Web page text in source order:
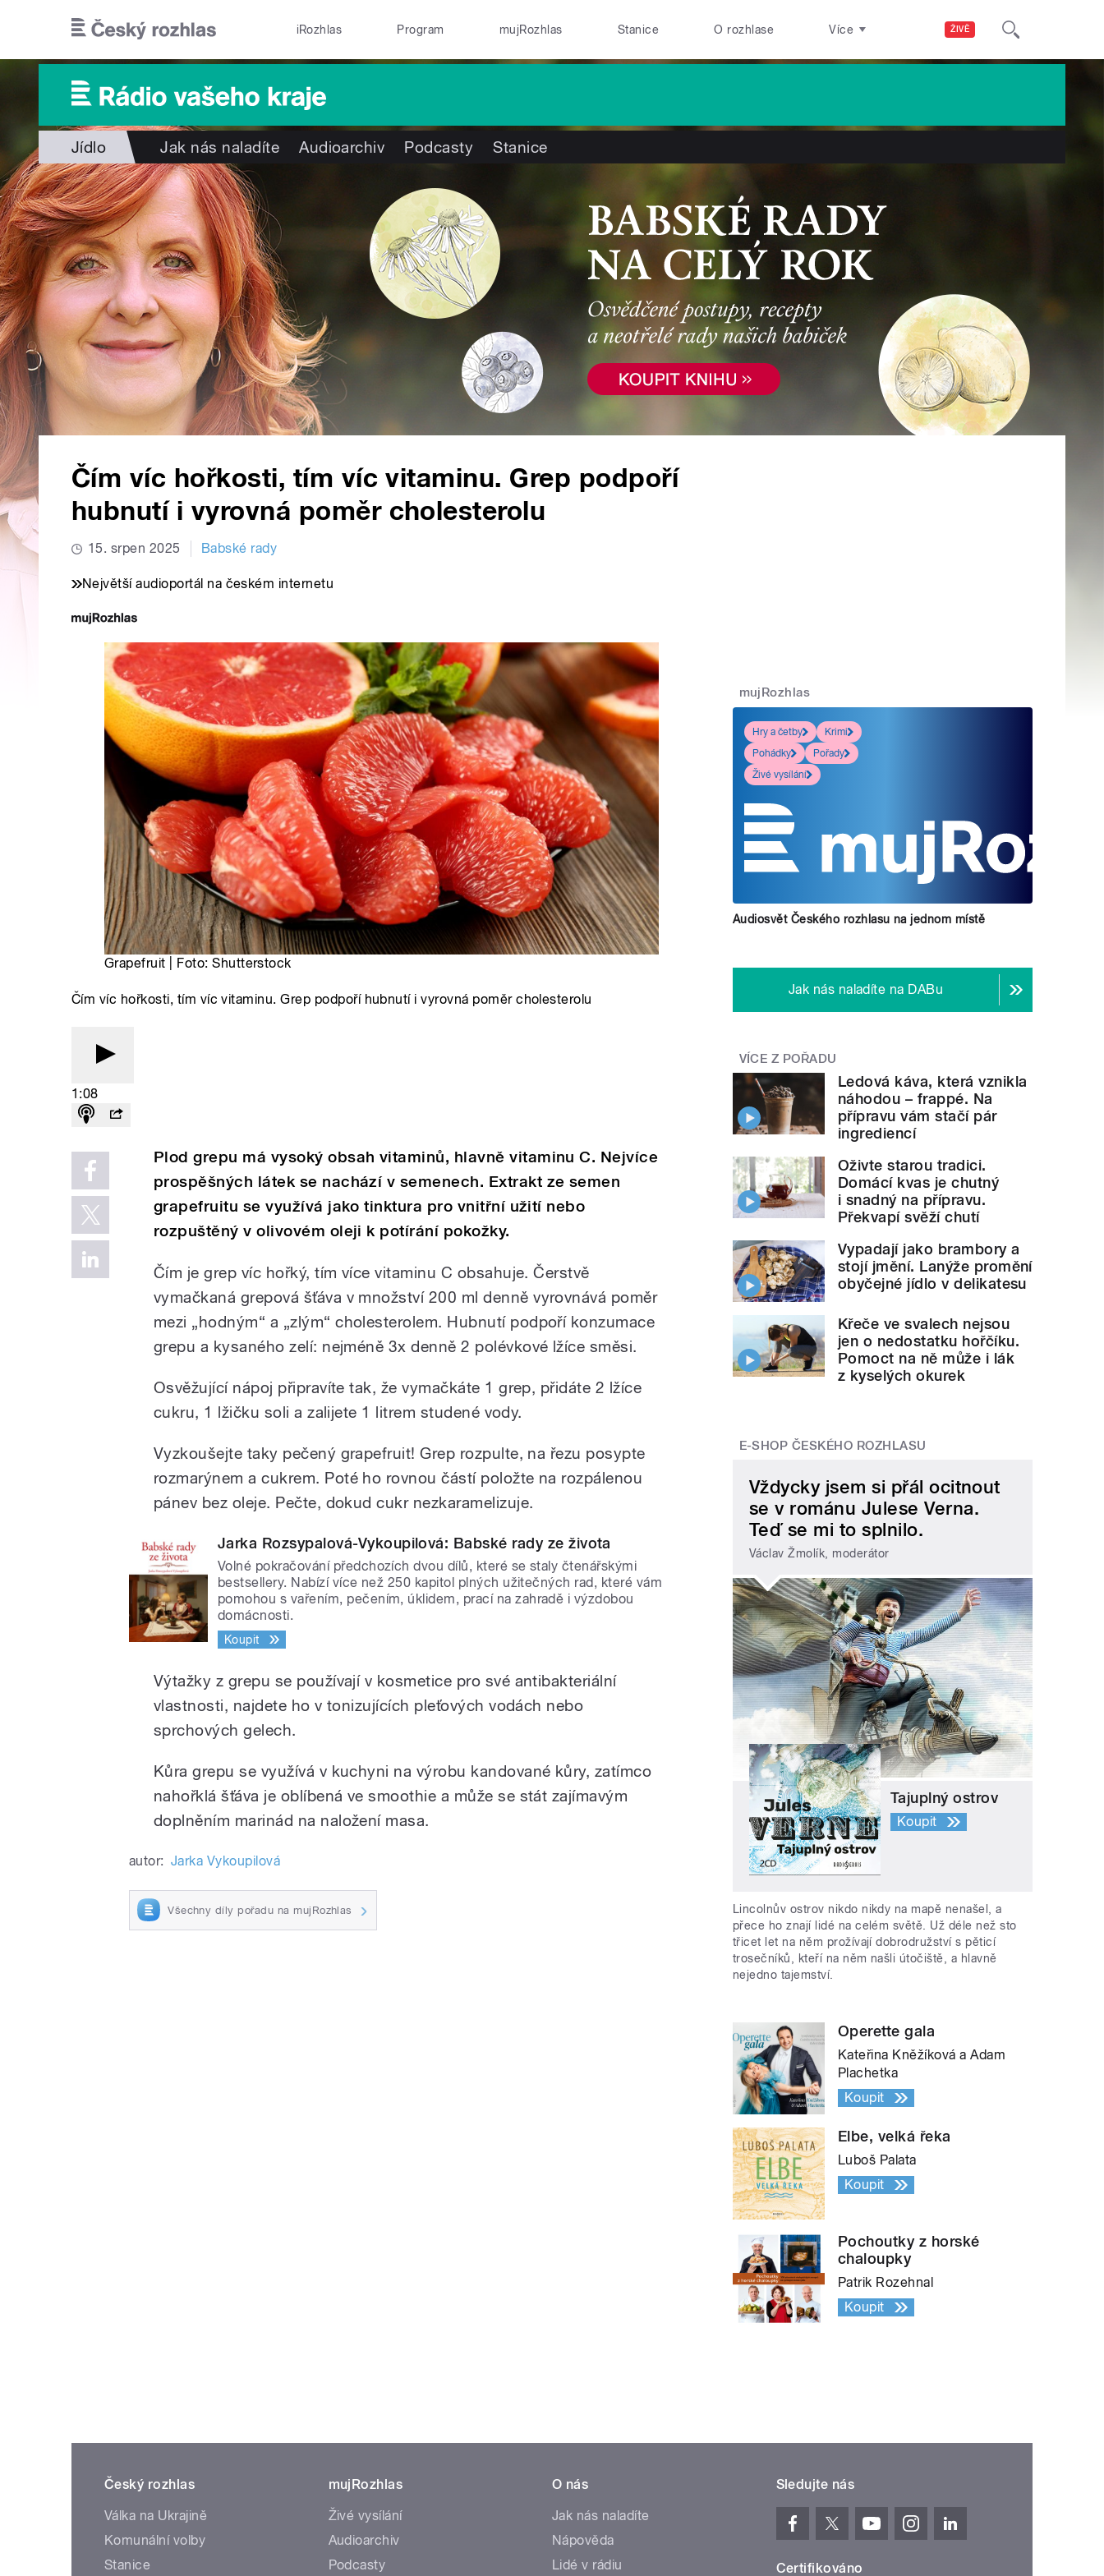
ŽIVĚ
iRozhlas Program mujRozhlas Stanice O rozhlase Více
Jídlo Jak nás naladíte Audioarchiv Podcasty Stanice
Čím víc hořkosti, tím víc vitaminu. Grep podpoří
hubnutí i vyrovná poměr cholesterolu
15. srpen 2025 Babské rady
Největší audioportál na českém internetu
Grapefruit | Foto: Shutterstock
Čím víc hořkosti, tím víc vitaminu. Grep podpoří hubnutí i vyrovná poměr cholesterolu
1:08
Plod grepu má vysoký obsah vitaminů, hlavně vitaminu C. Nejvíce
prospěšných látek se nachází v semenech. Extrakt ze semen
grapefruitu se využívá jako tinktura pro vnitřní užití nebo
rozpuštěný v olivovém oleji k potírání pokožky.
Čím je grep víc hořký, tím více vitaminu C obsahuje. Čerstvě
vymačkaná grepová šťáva v množství 200 ml denně vyrovnává poměr
mezi „hodným“ a „zlým“ cholesterolem. Hubnutí podpoří konzumace
grepu a kysaného zelí: nejméně 3x denně 2 polévkové lžíce směsi.
Osvěžující nápoj připravíte tak, že vymačkáte 1 grep, přidáte 2 lžíce
cukru, 1 lžičku soli a zalijete 1 litrem studené vody.
Vyzkoušejte taky pečený grapefruit! Grep rozpulte, na řezu posypte
rozmarýnem a cukrem. Poté ho rovnou částí položte na rozpálenou
pánev bez oleje. Pečte, dokud cukr nezkaramelizuje.
Jarka Rozsypalová-Vykoupilová: Babské rady ze života
Volné pokračování předchozích dvou dílů, které se staly čtenářskými
bestsellery. Nabízí více než 250 kapitol plných užitečných rad, které vám
pomohou s vařením, pečením, úklidem, prací na zahradě i výzdobou
domácnosti.
Koupit
Výtažky z grepu se používají v kosmetice pro své antibakteriální
vlastnosti, najdete ho v tonizujících pleťových vodách nebo
sprchových gelech.
Kůra grepu se využívá v kuchyni na výrobu kandované kůry, zatímco
nahořklá šťáva je oblíbená ve smoothie a může se stát zajímavým
doplněním marinád na naložení masa.
autor: Jarka Vykoupilová
Všechny díly pořadu na mujRozhlas
mujRozhlas
Hry a četby
Krimi
Pohádky
Pořady
Živé vysílání
Audiosvět Českého rozhlasu na jednom místě
Jak nás naladíte na DABu
VÍCE Z POŘADU
Ledová káva, která vznikla
náhodou – frappé. Na
přípravu vám stačí pár
ingrediencí
Oživte starou tradici.
Domácí kvas je chutný
i snadný na přípravu.
Překvapí svěží chutí
Vypadají jako brambory a
stojí jmění. Lanýže promění
obyčejné jídlo v delikatesu
Křeče ve svalech nejsou
jen o nedostatku hořčíku.
Pomoct na ně může i lák
z kyselých okurek
E-SHOP ČESKÉHO ROZHLASU
Vždycky jsem si přál ocitnout
se v románu Julese Verna.
Teď se mi to splnilo.
Václav Žmolík, moderátor
Tajuplný ostrov
Koupit
Lincolnův ostrov nikdo nikdy na mapě nenašel, a
přece ho znají lidé na celém světě. Už déle než sto
třicet let na něm prožívají dobrodružství s pěticí
trosečníků, kteří na něm našli útočiště, a hlavně
nejedno tajemství.
Operette gala
Kateřina Kněžíková a Adam
Plachetka
Koupit
Elbe, velká řeka
Luboš Palata
Koupit
Pochoutky z horské
chaloupky
Patrik Rozehnal
Koupit
Český rozhlas
Válka na Ukrajině
Komunální volby
Stanice
mujRozhlas
Živé vysílání
Audioarchiv
Podcasty
O nás
Jak nás naladíte
Nápověda
Lidé v rádiu
Sledujte nás
Certifikováno